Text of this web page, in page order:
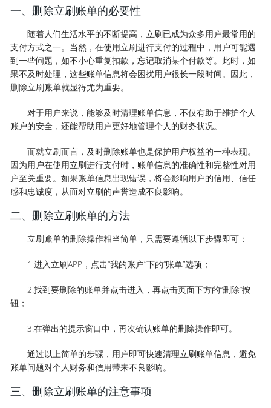
一、删除立刷账单的必要性
随着人们生活水平的不断提高，立刷已成为众多用户最常用的
支付方式之一。当然，在使用立刷进行支付的过程中，用户可能遇
到一些问题，如不小心重复扣款，忘记取消某个付款等。此时，如
果不及时处理，这些账单信息将会困扰用户很长一段时间。因此，
删除立刷账单就显得尤为重要。
对于用户来说，能够及时清理账单信息，不仅有助于维护个人
账户的安全，还能帮助用户更好地管理个人的财务状况。
而就立刷而言，及时删除账单也是保护用户权益的一种表现。
因为用户在使用立刷进行支付时，账单信息的准确性和完整性对用
户至关重要。如果账单信息出现错误，将会影响用户的信用、信任
感和忠诚度，从而对立刷的声誉造成不良影响。
二、删除立刷账单的方法
立刷账单的删除操作相当简单，只需要遵循以下步骤即可：
1.进入立刷APP，点击“我的账户”下的“账单”选项；
2.找到要删除的账单并点击进入，再点击页面下方的“删除”按
钮；
3.在弹出的提示窗口中，再次确认账单的删除操作即可。
通过以上简单的步骤，用户即可快速清理立刷账单信息，避免
账单问题对个人财务和信用带来不良影响。
三、删除立刷账单的注意事项